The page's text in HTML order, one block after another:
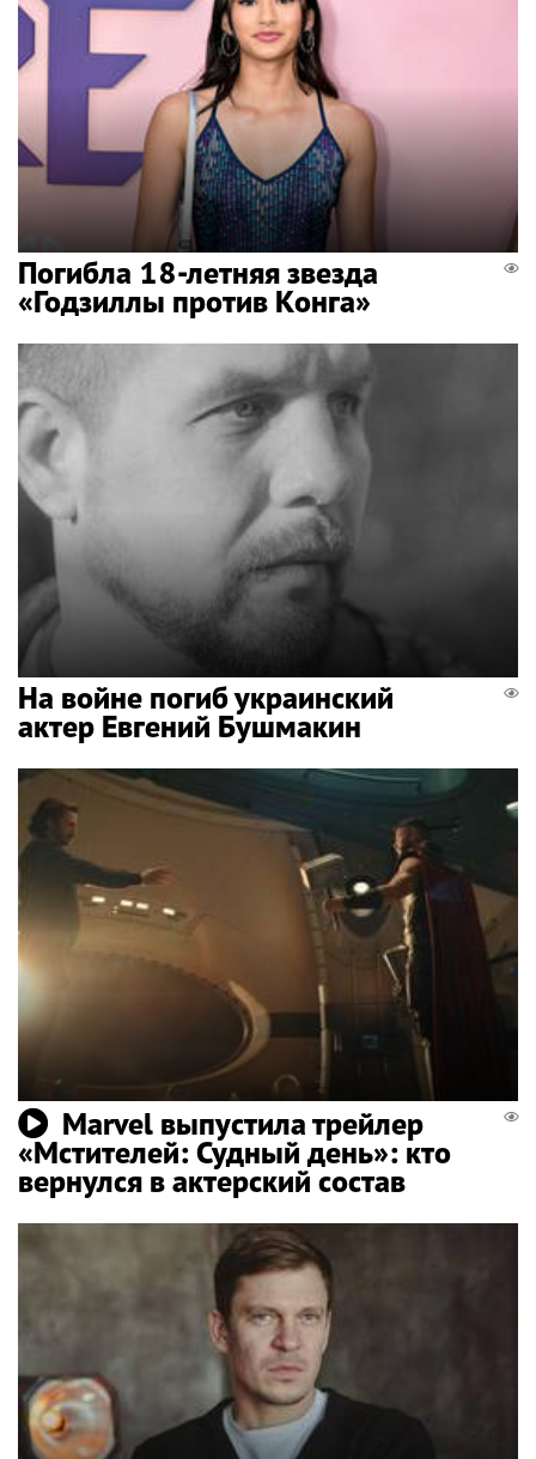
Погибла 18-летняя звезда
«Годзиллы против Конга»
На войне погиб украинский
актер Евгений Бушмакин
Marvel выпустила трейлер
«Мстителей: Судный день»: кто
вернулся в актерский состав